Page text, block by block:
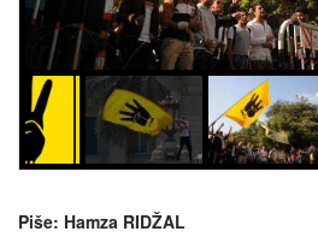
Piše: Hamza RIDŽAL